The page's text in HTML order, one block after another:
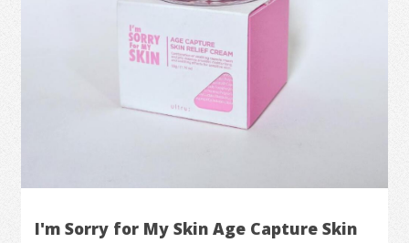
I'm Sorry for My Skin Age Capture Skin